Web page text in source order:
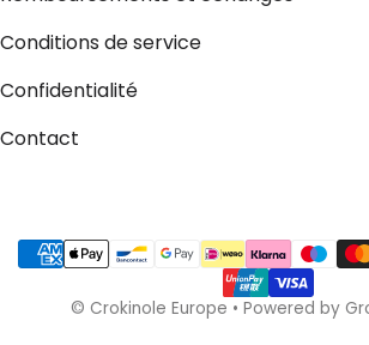
Conditions de service
Confidentialité
Contact
Méthodes de payement
© Crokinole Europe • Powered by